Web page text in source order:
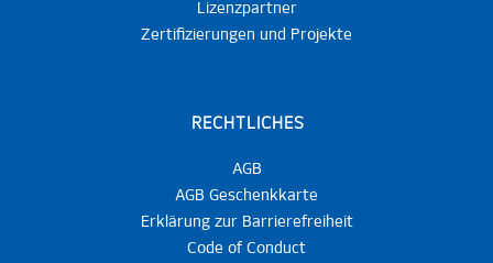
Lizenzpartner
Zertifizierungen und Projekte
RECHTLICHES
AGB
AGB Geschenkkarte
Erklärung zur Barrierefreiheit
Code of Conduct